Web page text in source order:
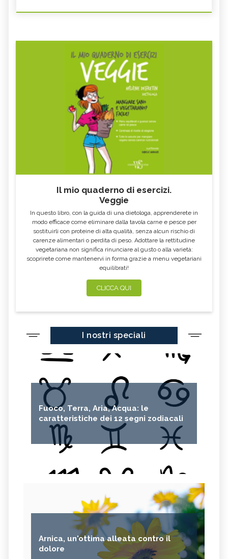
Il mio quaderno di esercizi.
Veggie
In questo libro, con la guida di una dietologa, apprenderete in
modo efficace come eliminare dalla tavola carne e pesce per
sostituirli con proteine di alta qualità, senza alcun rischio di
carenze alimentari o perdita di peso. Adottare la rettitudine
vegetariana non significa rinunciare al gusto o alla varietà:
scoprirete come mantenervi in forma grazie a menu vegetariani
equilibrati!
CLICCA QUI
I nostri speciali
Fuoco, Terra, Aria, Acqua: le
caratteristiche dei 12 segni zodiacali
Arnica, un'ottima alleata contro il
dolore